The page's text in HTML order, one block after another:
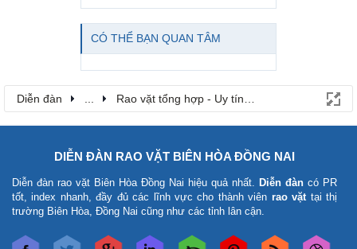
CÓ THỂ BẠN QUAN TÂM
Diễn đàn Rao vặt tổng hợp - Uy tín - Miễn phí
DIỄN ĐÀN RAO VẶT BIÊN HÒA ĐỒNG NAI
Diễn đàn rao vặt Biên Hòa Đồng Nai hiệu quả nhất. Diễn đàn có PR
tốt, index nhanh, đầy đủ các lĩnh vực cho thành viên rao vặttại thị
trường Biên Hòa, Đồng Nai cũng như các tỉnh lân cận.